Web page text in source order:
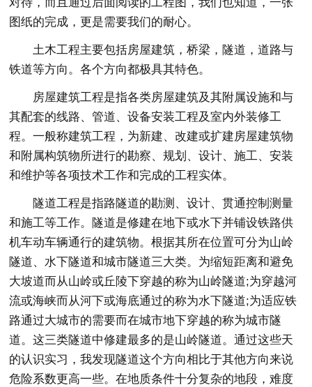
图纸的完成，更是需要我们的耐心。
土木工程主要包括房屋建筑，桥梁，隧道，道路与
铁道等方向。各个方向都极具其特色。
房屋建筑工程是指各类房屋建筑及其附属设施和与
其配套的线路、管道、设备安装工程及室内外装修工
程。一般称建筑工程，为新建、改建或扩建房屋建筑物
和附属构筑物所进行的勘察、规划、设计、施工、安装
和维护等各项技术工作和完成的工程实体。
隧道工程是指路隧道的勘测、设计、贯通控制测量
和施工等工作。隧道是修建在地下或水下并铺设铁路供
机车动车辆通行的建筑物。根据其所在位置可分为山岭
隧道、水下隧道和城市隧道三大类。为缩短距离和避免
大坡道而从山岭或丘陵下穿越的称为山岭隧道;为穿越河
流或海峡而从河下或海底通过的称为水下隧道;为适应铁
路通过大城市的需要而在城市地下穿越的称为城市隧
道。这三类隧道中修建最多的是山岭隧道。通过这些天
的认识实习，我发现隧道这个方向相比于其他方向来说
危险系数更高一些。在地质条件十分复杂的地段，难度